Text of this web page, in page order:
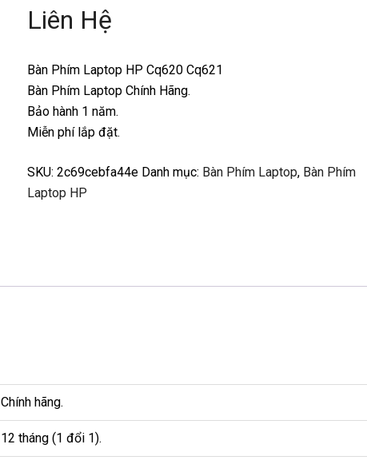
Liên Hệ
Bàn Phím Laptop HP Cq620 Cq621
Bàn Phím Laptop Chính Hãng.
Bảo hành 1 năm.
Miễn phí lắp đặt.
SKU: 2c69cebfa44e Danh mục: Bàn Phím Laptop, Bàn Phím
Laptop HP
Chính hãng.
12 tháng (1 đổi 1).